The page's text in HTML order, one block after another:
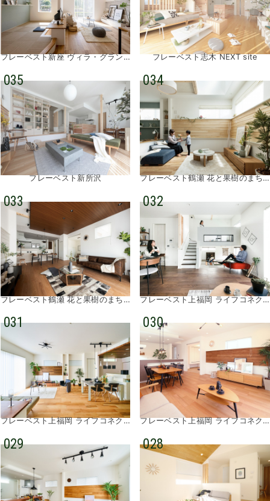
フレーベスト新座 ヴィラ・グランデ フレーベスト志木 NEXT site
035
フレーベスト新所沢
034
フレーベスト鶴瀬 花と果樹のまち②
033
フレーベスト鶴瀬 花と果樹のまち①
032
フレーベスト上福岡 ライフコネクション③
031
フレーベスト上福岡 ライフコネクション②
030
フレーベスト上福岡 ライフコネクション①
029 028